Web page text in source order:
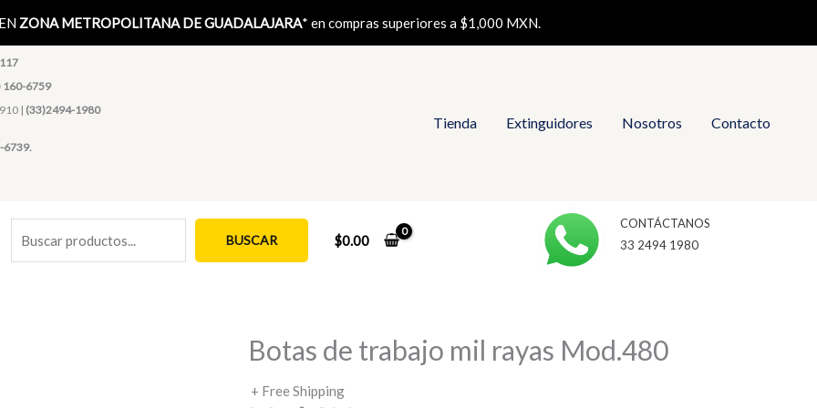
ZONA METROPOLITANA DE GUADALAJARA* en compras superiores a $1,000 MXN.
160-6759
| (33)2494-1980
6739.
Tienda Extinguidores Nosotros Contacto
BUSCAR $0.00
CONTÁCTANOS
33 2494 1980
Botas de trabajo mil rayas Mod.480
+ Free Shipping